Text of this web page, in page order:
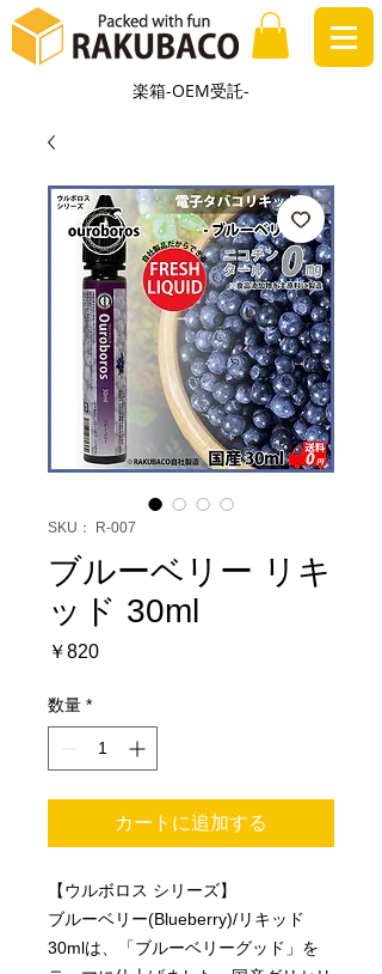
楽箱-OEM受託-
SKU： R-007
ブルーベリー リキ
ッド 30ml
￥820価
数量 *
カートに追加する
【ウルボロス シリーズ】
ブルーベリー(Blueberry)/リキッド
30mlは、「ブルーベリーグッド」を